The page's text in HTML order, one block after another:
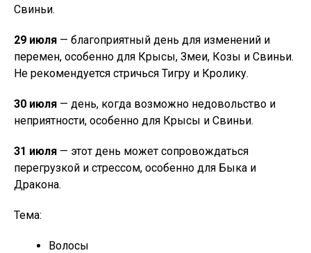
Свиньи.
29 июля — благоприятный день для изменений и
перемен, особенно для Крысы, Змеи, Козы и Свиньи.
Не рекомендуется стричься Тигру и Кролику.
30 июля — день, когда возможно недовольство и
неприятности, особенно для Крысы и Свиньи.
31 июля — этот день может сопровождаться
перегрузкой и стрессом, особенно для Быка и
Дракона.
Тема:
Волосы